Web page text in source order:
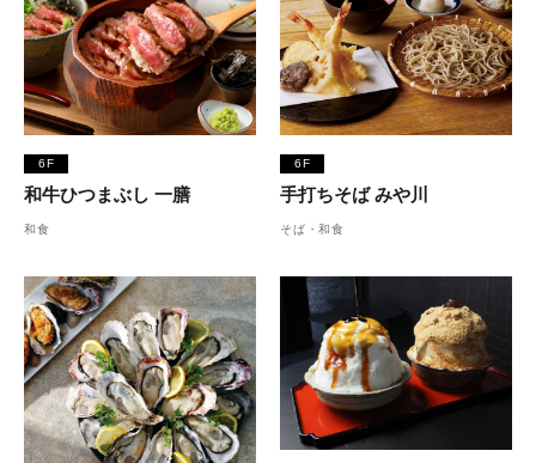
6F
和牛ひつまぶし 一膳
和食
6F
手打ちそば みや川
そば・和食